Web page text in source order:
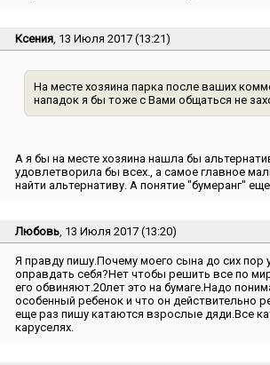
Ксения , 13 Июля 2017 (13:21)
На месте хозяина парка после ваших
нападок я бы тоже с Вами общаться не
А я бы на месте хозяина нашла бы
удовлетворила бы всех., а самое главное
найти альтернативу. А понятие ″бумеранг″
Любовь , 13 Июля 2017 (13:20)
Я правду пишу.Почему моего сына до сих
оправдать себя?Нет чтобы решить все по
его обвиняют.20лет это на бумаге.Надо
особенный ребенок и что он действительно
еще раз пишу катаются взрослые дяди.Все
каруселях.